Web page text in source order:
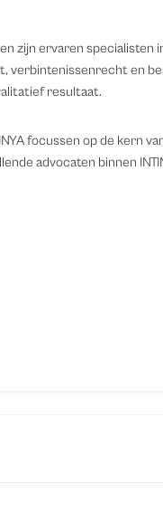
zijn ervaren specialisten
en
resultaat.
focussen op de kern
advocaten binnen